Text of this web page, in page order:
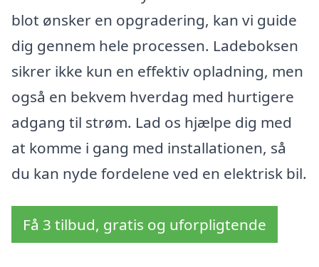
blot ønsker en opgradering, kan vi guide
dig gennem hele processen. Ladeboksen
sikrer ikke kun en effektiv opladning, men
også en bekvem hverdag med hurtigere
adgang til strøm. Lad os hjælpe dig med
at komme i gang med installationen, så
du kan nyde fordelene ved en elektrisk bil.
Få 3 tilbud, gratis og uforpligtende